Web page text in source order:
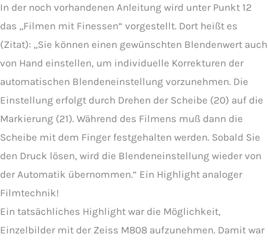
In der noch vorhandenen Anleitung wird unter Punkt 12
das „Filmen mit Finessen“ vorgestellt. Dort heißt es
(Zitat): „Sie können einen gewünschten Blendenwert auch
von Hand einstellen, um individuelle Korrekturen der
automatischen Blendeneinstellung vorzunehmen. Die
Einstellung erfolgt durch Drehen der Scheibe (20) auf die
Markierung (21). Während des Filmens muß dann die
Scheibe mit dem Finger festgehalten werden. Sobald Sie
den Druck lösen, wird die Blendeneinstellung wieder von
der Automatik übernommen.“ Ein Highlight analoger
Filmtechnik!
Ein tatsächliches Highlight war die Möglichkeit,
Einzelbilder mit der Zeiss M808 aufzunehmen. Damit war